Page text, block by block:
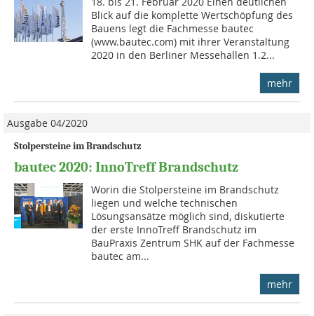
Blick auf die komplette Wertschöpfung des
Bauens legt die Fachmesse bautec
(www.bautec.com) mit ihrer Veranstaltung
2020 in den Berliner Messehallen 1.2...
mehr
Ausgabe 04/2020
Stolpersteine im Brandschutz
bautec 2020: InnoTreff Brandschutz
Worin die Stolpersteine im Brandschutz
liegen und welche technischen
Lösungsansätze möglich sind, diskutierte
der erste InnoTreff Brandschutz im
BauPraxis Zentrum SHK auf der Fachmesse
bautec am...
mehr